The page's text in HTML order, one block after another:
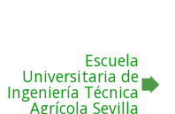
Escuela
Universitaria de
Ingeniería Técnica
Agrícola Sevilla